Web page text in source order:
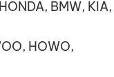
BMW, KIA,
HOWO,